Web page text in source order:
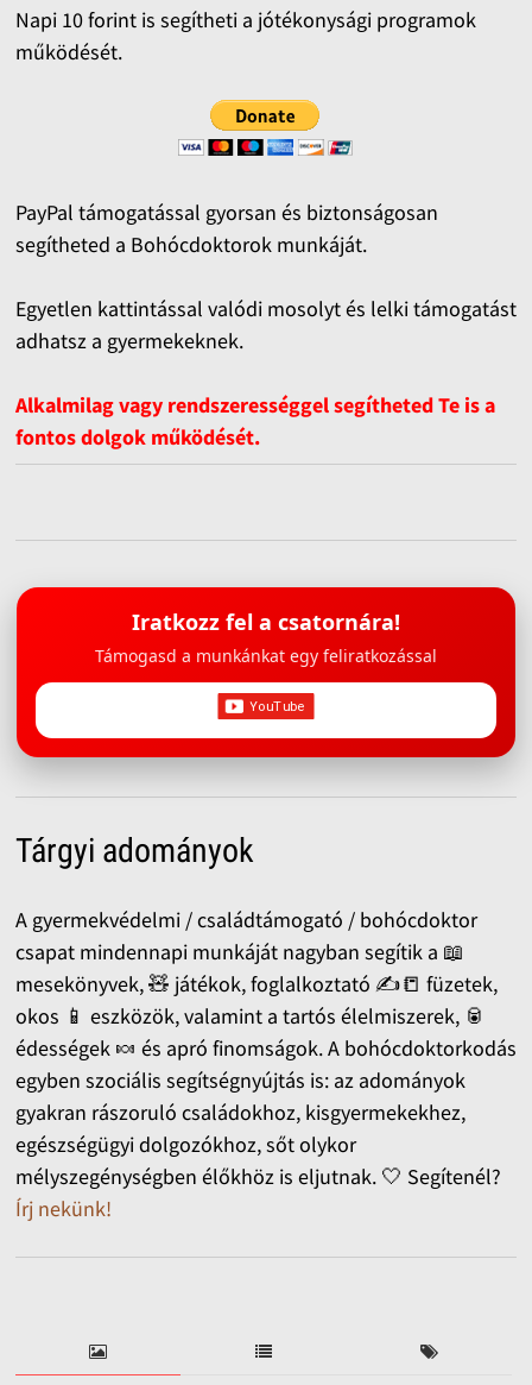
Napi 10 forint is segítheti a jótékonysági programok
működését.
PayPal támogatással gyorsan és biztonságosan
segítheted a Bohócdoktorok munkáját.
Egyetlen kattintással valódi mosolyt és lelki támogatást
adhatsz a gyermekeknek.
Alkalmilag vagy rendszerességgel segítheted Te is a
fontos dolgok működését.
Iratkozz fel a csatornára!
Támogasd a munkánkat egy feliratkozással
Tárgyi adományok
A gyermekvédelmi / családtámogató / bohócdoktor
csapat mindennapi munkáját nagyban segítik a 📖
mesekönyvek, 🧸 játékok, foglalkoztató ✍️📒 füzetek,
okos 📱 eszközök, valamint a tartós élelmiszerek, 🥫
édességek 🍬 és apró finomságok. A bohócdoktorkodás
egyben szociális segítségnyújtás is: az adományok
gyakran rászoruló családokhoz, kisgyermekekhez,
egészségügyi dolgozókhoz, sőt olykor
mélyszegénységben élőkhöz is eljutnak. 🤍 Segítenél?
Írj nekünk!